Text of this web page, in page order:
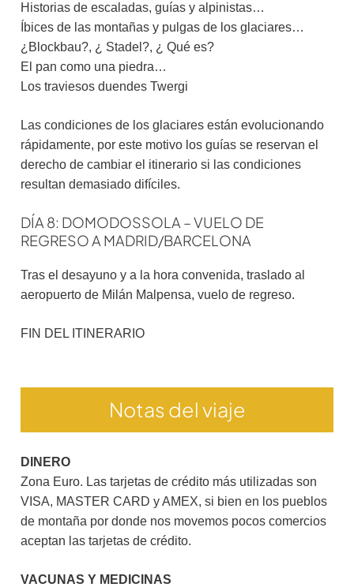
Historias de escaladas, guías y alpinistas…
Íbices de las montañas y pulgas de los glaciares…
¿Blockbau?, ¿ Stadel?, ¿ Qué es?
El pan como una piedra…
Los traviesos duendes Twergi
Las condiciones de los glaciares están evolucionando
rápidamente, por este motivo los guías se reservan el
derecho de cambiar el itinerario si las condiciones
resultan demasiado difíciles.
DÍA 8: DOMODOSSOLA – VUELO DE
REGRESO A MADRID/BARCELONA
Tras el desayuno y a la hora convenida, traslado al
aeropuerto de Milán Malpensa, vuelo de regreso.
FIN DEL ITINERARIO
Notas del viaje
DINERO
Zona Euro. Las tarjetas de crédito más utilizadas son
VISA, MASTER CARD y AMEX, si bien en los pueblos
de montaña por donde nos movemos pocos comercios
aceptan las tarjetas de crédito.
VACUNAS Y MEDICINAS